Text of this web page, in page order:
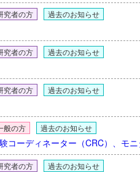
究者の方 過去のお知らせ
究者の方 過去のお知らせ
究者の方 過去のお知らせ
般の方 過去のお知らせ
コーディネーター（CRC）、モ
究者の方 過去のお知らせ